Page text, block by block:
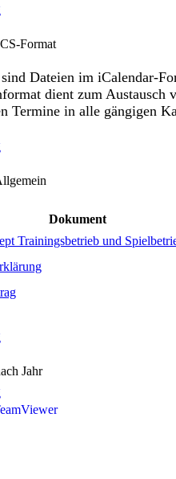
Format
Dateien im iCalendar-
dient zum Austausch
Termine in alle gängigen
Dokument
Trainingsbetrieb und
Jahr
herunterladen